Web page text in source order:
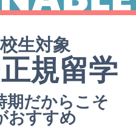
生対象
規留学
期だからこそ
おすすめ